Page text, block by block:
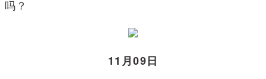
吗？
11月09日